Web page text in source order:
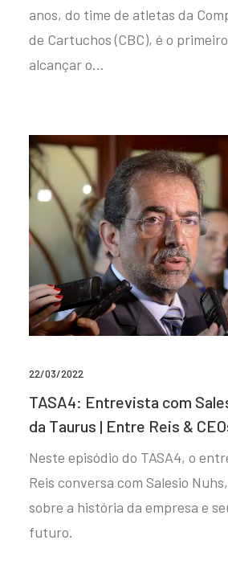
anos, do time de atletas da
de Cartuchos (CBC), é o
alcançar o…
22/03/2022
TASA4: Entrevista com
da Taurus | Entre Reis &
Neste episódio do TASA4, o
Reis conversa com Salesio
sobre a história da empresa e
futuro.